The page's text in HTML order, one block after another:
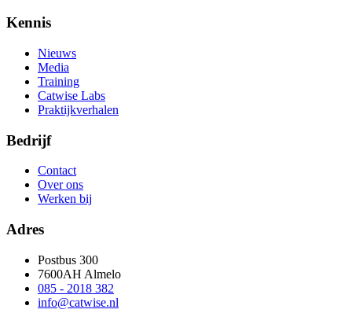
Kennis
Nieuws
Media
Training
Catwise Labs
Praktijkverhalen
Bedrijf
Contact
Over ons
Werken bij
Adres
Postbus 300
7600AH Almelo
085 - 2018 382
info@catwise.nl